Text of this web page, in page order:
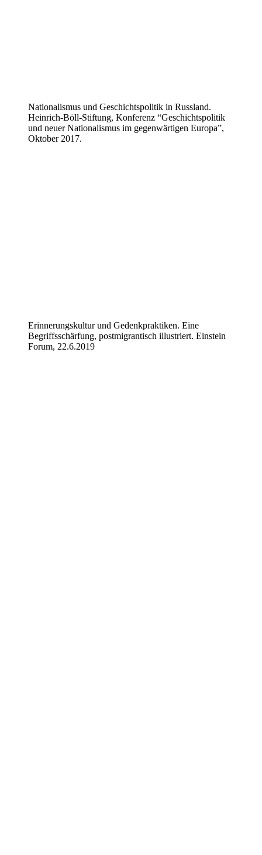
Nationalismus und Geschichtspolitik in Russland.
Heinrich-Böll-Stiftung, Konferenz “Geschichtspolitik
und neuer Nationalismus im gegenwärtigen Europa”,
Oktober 2017.
Erinnerungskultur und Gedenkpraktiken. Eine
Begriffsschärfung, postmigrantisch illustriert. Einstein
Forum, 22.6.2019